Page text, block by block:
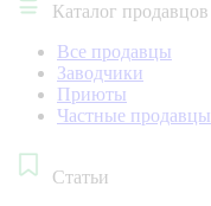
Каталог продавцов
Все продавцы
Заводчики
Приюты
Частные продавцы
Статьи